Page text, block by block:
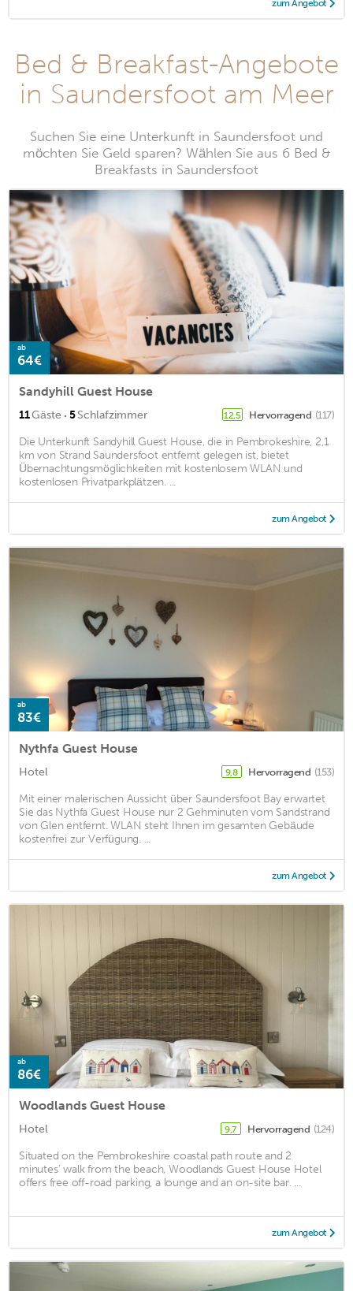
zum Angebot
Bed & Breakfast-Angebote
in Saundersfoot am Meer
Suchen Sie eine Unterkunft in Saundersfoot und
möchten Sie Geld sparen? Wählen Sie aus 6 Bed &
Breakfasts in Saundersfoot
ab
64€
Sandyhill Guest House
11Gäste · 5Schlafzimmer 12,5 Hervorragend (117)
Die Unterkunft Sandyhill Guest House, die in Pembrokeshire, 2,1
km von Strand Saundersfoot entfernt gelegen ist, bietet
Übernachtungsmöglichkeiten mit kostenlosem WLAN und
kostenlosen Privatparkplätzen. ...
zum Angebot
ab
83€
Nythfa Guest House
Hotel 9,8 Hervorragend (153)
Mit einer malerischen Aussicht über Saundersfoot Bay erwartet
Sie das Nythfa Guest House nur 2 Gehminuten vom Sandstrand
von Glen entfernt. WLAN steht Ihnen im gesamten Gebäude
kostenfrei zur Verfügung. ...
zum Angebot
ab
86€
Woodlands Guest House
Hotel 9,7 Hervorragend (124)
Situated on the Pembrokeshire coastal path route and 2
minutes’ walk from the beach, Woodlands Guest House Hotel
offers free off-road parking, a lounge and an on-site bar. ...
zum Angebot